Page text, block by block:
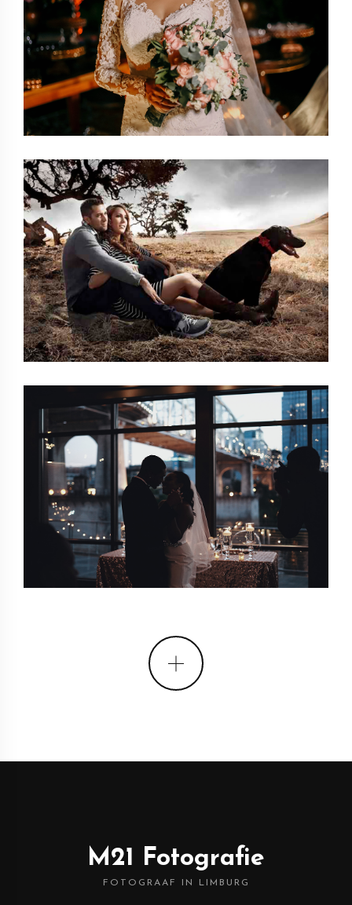
M21 Fotografie
FOTOGRAAF IN LIMBURG